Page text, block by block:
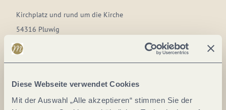
Diese Webseite verwendet Cookies
Mit der Auswahl „Alle akzeptieren“ stimmen Sie der
Kirchplatz und rund um die Kirche
54316 Pluwig
DE
Anreise planen